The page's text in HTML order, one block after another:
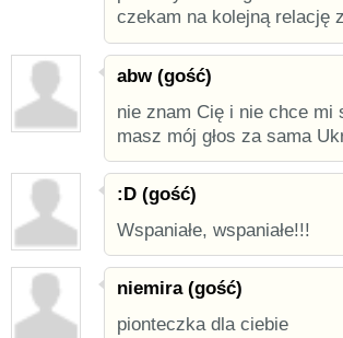
czekam na kolejną relację
abw (gość)
nie znam Cię i nie chce mi
masz mój głos za sama
:D (gość)
Wspaniałe, wspaniałe!!!
niemira (gość)
pionteczka dla ciebie